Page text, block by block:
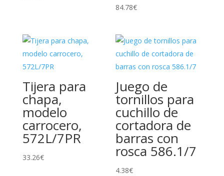
84.78€
Tijera para
chapa,
modelo
carrocero,
572L/7PR
33.26€
Juego de
tornillos para
cuchillo de
cortadora de
barras con
rosca 586.1/7
4.38€